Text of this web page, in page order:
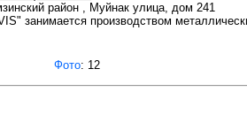
район , Муйнак улица, дом 241
занимается производством
Фото: 12